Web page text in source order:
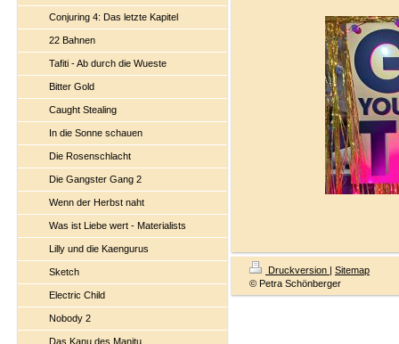
Conjuring 4: Das letzte Kapitel
22 Bahnen
Tafiti - Ab durch die Wueste
Bitter Gold
Caught Stealing
In die Sonne schauen
Die Rosenschlacht
Die Gangster Gang 2
Wenn der Herbst naht
Was ist Liebe wert - Materialists
Lilly und die Kaengurus
Sketch
Electric Child
Nobody 2
Das Kanu des Manitu
Druckversion | Sitemap
© Petra Schönberger